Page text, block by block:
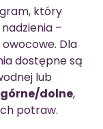
który
–
Dla
dostępne są
lub
dolne,
potraw.